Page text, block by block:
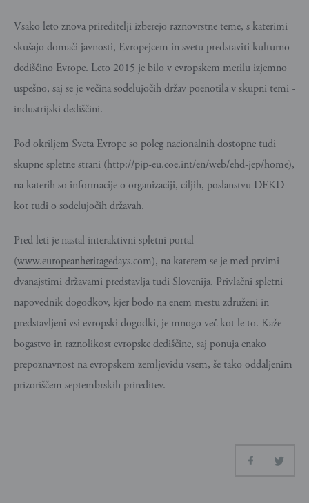
Vsako leto znova prireditelji izberejo raznovrstne teme, s katerimi
skušajo domači javnosti, Evropejcem in svetu predstaviti kulturno
dediščino Evrope. Leto 2015 je bilo v evropskem merilu izjemno
uspešno, saj se je večina sodelujočih držav poenotila v skupni temi -
industrijski dediščini.
Pod okriljem Sveta Evrope so poleg nacionalnih dostopne tudi
skupne spletne strani (http://pjp-eu.coe.int/en/web/ehd-jep/home),
na katerih so informacije o organizaciji, ciljih, poslanstvu DEKD
kot tudi o sodelujočih državah.
Pred leti je nastal interaktivni spletni portal
(www.europeanheritagedays.com), na katerem se je med prvimi
dvanajstimi državami predstavlja tudi Slovenija. Privlačni spletni
napovednik dogodkov, kjer bodo na enem mestu združeni in
predstavljeni vsi evropski dogodki, je mnogo več kot le to. Kaže
bogastvo in raznolikost evropske dediščine, saj ponuja enako
prepoznavnost na evropskem zemljevidu vsem, še tako oddaljenim
prizoriščem septembrskih prireditev.